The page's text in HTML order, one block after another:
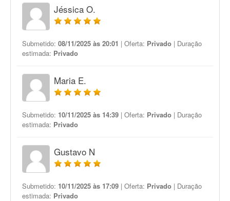
Jéssica O.
Submetido: 08/11/2025 às 20:01 | Oferta: Privado | Duração
estimada: Privado
Maria E.
Submetido: 10/11/2025 às 14:39 | Oferta: Privado | Duração
estimada: Privado
Gustavo N
Submetido: 10/11/2025 às 17:09 | Oferta: Privado | Duração
estimada: Privado